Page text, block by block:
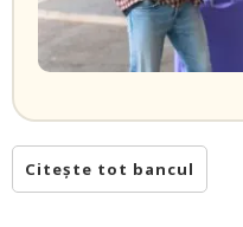
Citește tot bancul